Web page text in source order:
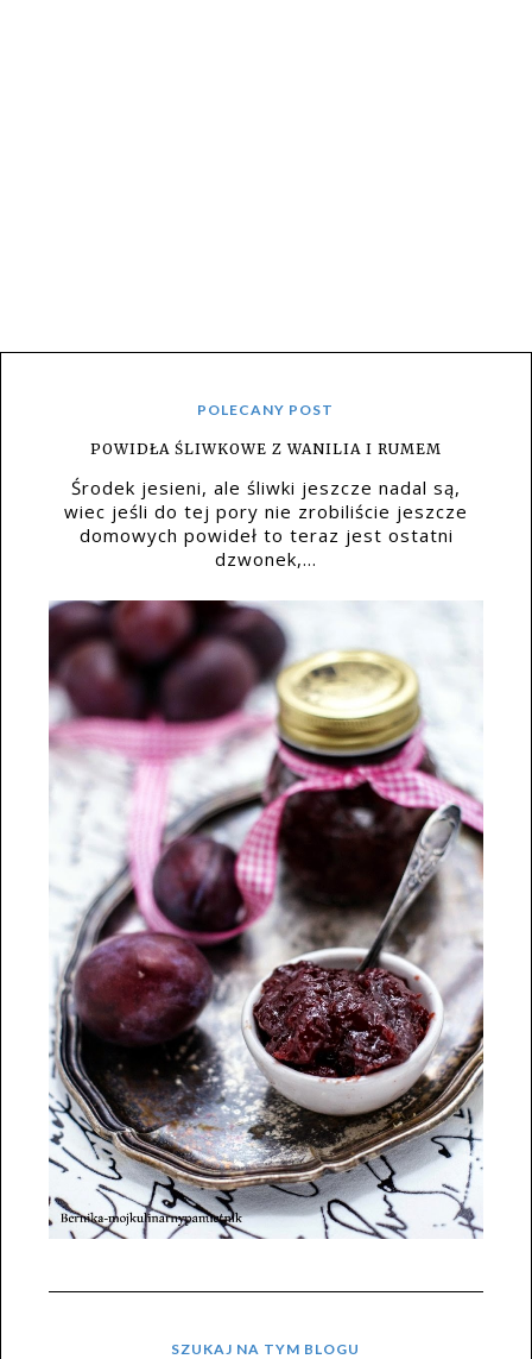
POLECANY POST
POWIDŁA ŚLIWKOWE Z WANILIA I RUMEM
Środek jesieni, ale śliwki jeszcze nadal są,
wiec jeśli do tej pory nie zrobiliście jeszcze
domowych powideł to teraz jest ostatni
dzwonek,...
SZUKAJ NA TYM BLOGU